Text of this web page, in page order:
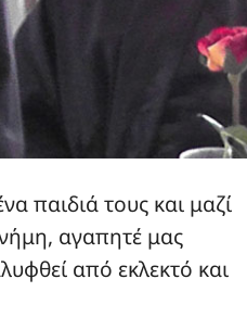
παιδιά τους και μαζί
αγαπητέ μας
από εκλεκτό και